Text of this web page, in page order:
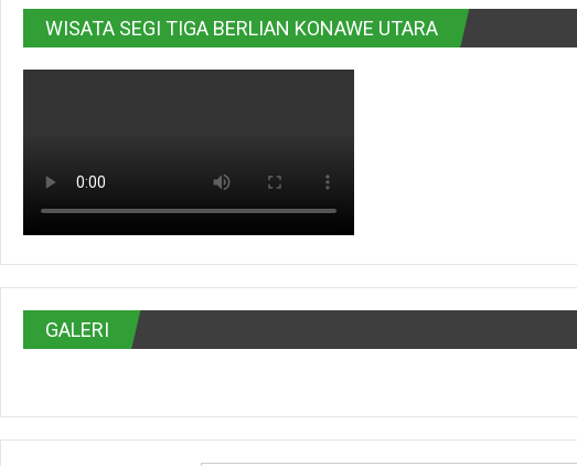
WISATA SEGI TIGA BERLIAN KONAWE UTARA
GALERI